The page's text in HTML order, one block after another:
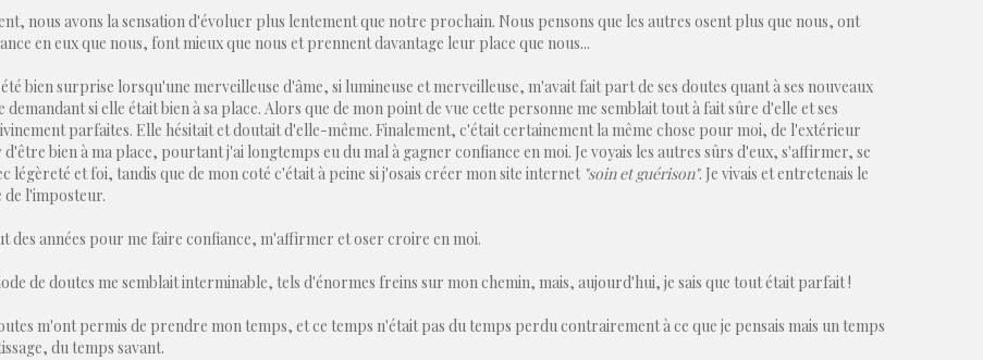
nous avons la sensation d'évoluer plus lentement que notre prochain. Nous pensons que les autres osent plus que nous, ont
en eux que nous, font mieux que nous et prennent davantage leur place que nous...
été bien surprise lorsqu'une merveilleuse d'âme, si lumineuse et merveilleuse, m'avait fait part de ses doutes quant à ses nouveaux
demandant si elle était bien à sa place. Alors que de mon point de vue cette personne me semblait tout à fait sûre d'elle et ses
parfaites. Elle hésitait et doutait d'elle-même. Finalement, c'était certainement la même chose pour moi, de l'extérieur
d'être bien à ma place, pourtant j'ai longtemps eu du mal à gagner confiance en moi. Je voyais les autres sûrs d'eux, s'affirmer, se
légèreté et foi, tandis que de mon coté c'était à peine si j'osais créer mon site internet "soin et guérison". Je vivais et entretenais le
de l'imposteur.
des années pour me faire confiance, m'affirmer et oser croire en moi.
de doutes me semblait interminable, tels d'énormes freins sur mon chemin, mais, aujourd'hui, je sais que tout était parfait !
m'ont permis de prendre mon temps, et ce temps n'était pas du temps perdu contrairement à ce que je pensais mais un temps
du temps savant.